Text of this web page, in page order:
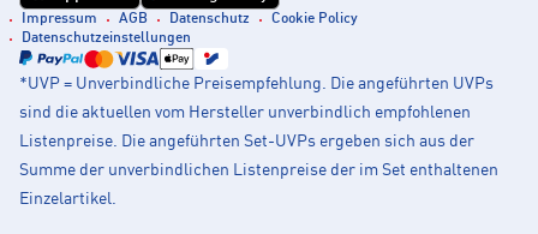
Impressum AGB Datenschutz
Cookie Policy
Datenschutzeinstellungen
*UVP = Unverbindliche Preisempfehlung. Die angeführten UVPs
sind die aktuellen vom Hersteller unverbindlich empfohlenen
Listenpreise. Die angeführten Set-UVPs ergeben sich aus der
Summe der unverbindlichen Listenpreise der im Set enthaltenen
Einzelartikel.